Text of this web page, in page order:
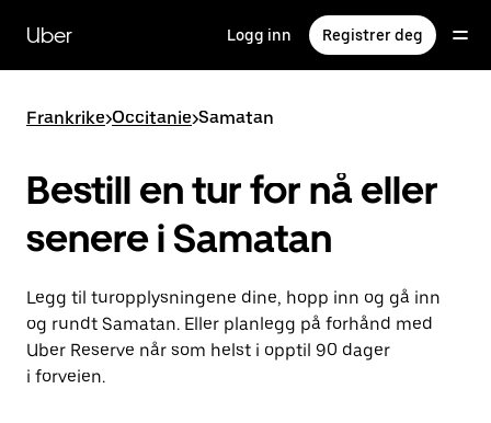
hovedinnholdet
Uber Logg inn Registrer deg
Frankrike>Occitanie>Samatan
Bestill en tur for nå eller
senere i Samatan
Legg til turopplysningene dine, hopp inn og gå inn
og rundt Samatan. Eller planlegg på forhånd med
Uber Reserve når som helst i opptil 90 dager
i forveien.